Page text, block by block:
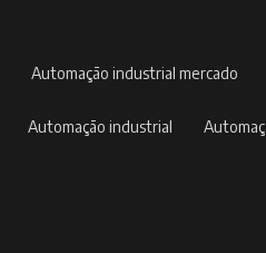
automação industrial mercado
automação industrial